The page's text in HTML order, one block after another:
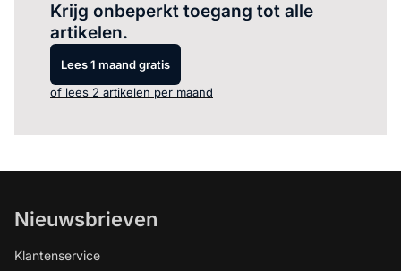
Krijg onbeperkt toegang tot alle
artikelen.
Lees 1 maand gratis
of lees 2 artikelen per maand
Nieuwsbrieven
Klantenservice